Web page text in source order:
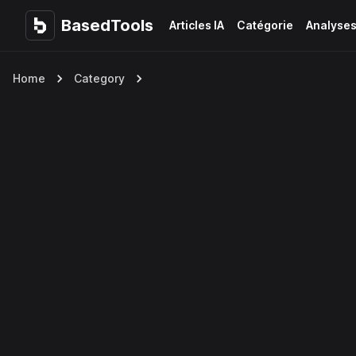
BasedTools
BasedTools Articles IA Catégorie
Home Category